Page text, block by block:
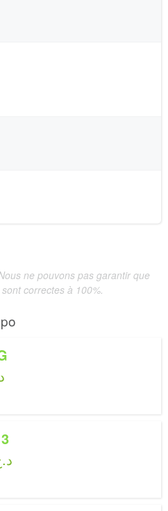
ne pouvons pas garantir que
correctes à 100%.